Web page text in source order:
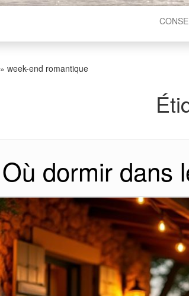
» week-end romantique
Où dormir dans